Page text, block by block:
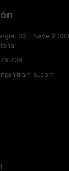
32 - Nave 2
736
si.com